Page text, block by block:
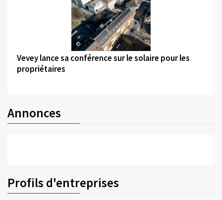
©
Vevey lance sa conférence sur le solaire pour les
propriétaires
Annonces
Profils d'entreprises